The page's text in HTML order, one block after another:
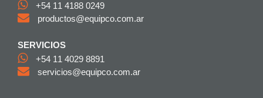
+54 11 4188 0249
productos@equipco.com.ar
SERVICIOS
+54 11 4029 8891
servicios@equipco.com.ar